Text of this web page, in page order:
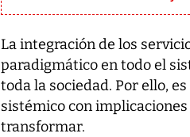
La integración de los
paradigmático en todo el
toda la sociedad. Por ello,
sistémico con
transformar.